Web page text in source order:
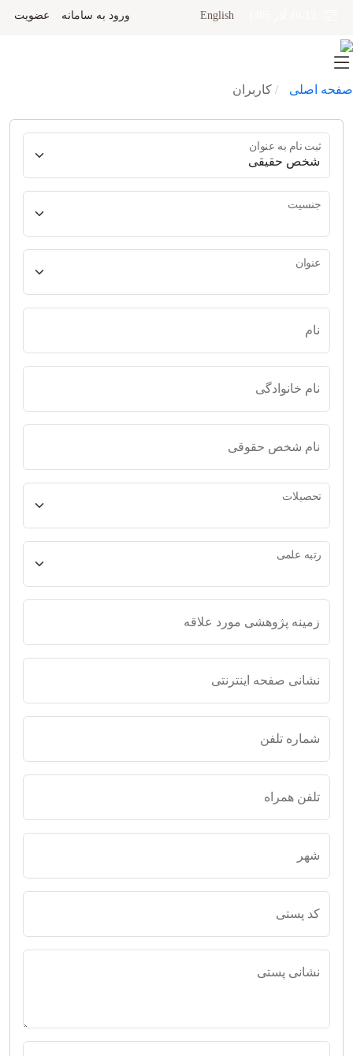
English ورود به سامانه عضویت
صفحه اصلی کاربران
ثبت نام به عنوان
جنسیت
عنوان
نام
نام خانوادگی
نام شخص حقوقی
تحصیلات
رتبه علمی
زمینه پژوهشی مورد علاقه
نشانی صفحه اینترنتی
شماره تلفن
تلفن همراه
شهر
کد پستی
نشانی پستی